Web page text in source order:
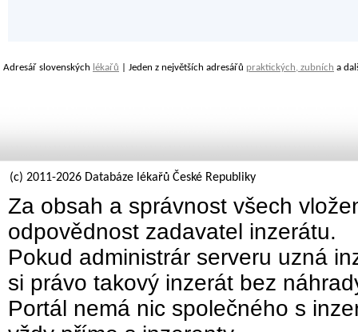
Adresář slovenských lékařů | Jeden z největších adresářů praktických, zubních a
(c) 2011-2026 Databáze lékařů České Republiky
Za obsah a správnost všech
odpovědnost zadavatel inzerátu.
Pokud administrár serveru uzná
si právo takový inzerát bez
Portál nemá nic společného s